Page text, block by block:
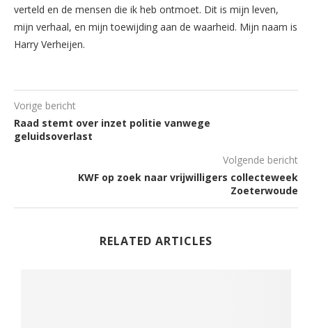
verteld en de mensen die ik heb ontmoet. Dit is mijn leven,
mijn verhaal, en mijn toewijding aan de waarheid. Mijn naam is
Harry Verheijen.
Vorige bericht
Raad stemt over inzet politie vanwege
geluidsoverlast
Volgende bericht
KWF op zoek naar vrijwilligers collecteweek
Zoeterwoude
RELATED ARTICLES